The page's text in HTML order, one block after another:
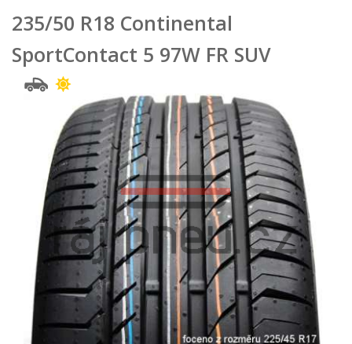
235/50 R18 Continental
SportContact 5 97W FR SUV